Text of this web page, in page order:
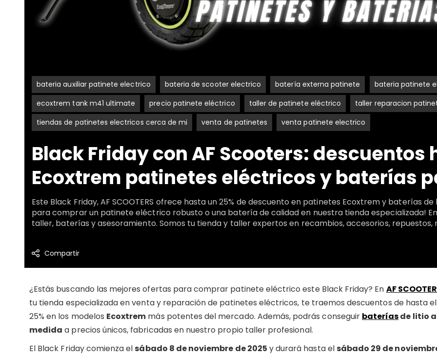
bateria auxiliar patinete electrico bateria de scooter electrico batería externa patinete
bateria patinete
ecoxtrem tank m41 ultimate
precio patinete eléctrico taller de patinete eléctrico
taller reparacion
tiendas de patinetes electricos cerca de mi
venta de patinetes venta patinete electrico
Black Friday con AF Scooters: descuentos
Ecoxtrem patinetes eléctricos y baterías
Este Black Friday, AF SCOOTERS ofrece hasta un 25% de descuento en patinetes Ecoxtrem y baterías
para comprar un patinete eléctrico robusto o una batería de calidad en nuestra tienda especializada! En
taller, baterías y asesoramiento. Somos tu tienda y taller expertos en recambios, accesorios,
Compartir
¿Estás buscando las mejores ofertas para comprar patinete eléctrico este Black Friday? En AF
tu tienda especializada en venta y reparación de patinetes eléctricos, te traemos descuentos de hasta el
25% en los modelos Ecoxtrem más potentes del mercado. Además, podrás conseguir bateríasde litio a
medida a precios únicos, fabricadas en nuestro propio taller profesional.
El Black Friday comienza el sábado 8 de noviembre de 2025 y durará hasta el sábado 29 de